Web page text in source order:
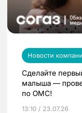
Новости
Сделайте
малыша —
по ОМС!
13:10 / 23.07.26